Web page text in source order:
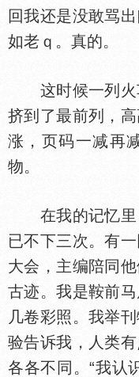
回我还是没敢骂
如老ｑ。真的。
这时候一列火
挤到了最前列，
涨，页码一减再
物。
在我的记忆里
已不下三次。有
大会，主编陪同
古迹。我是鞍前
几卷彩照。我举
验告诉我，人类
各各不同。“我认